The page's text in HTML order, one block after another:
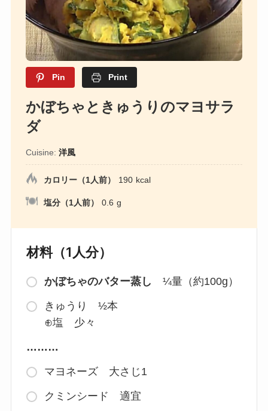
Pin Print
かぼちゃときゅうりのマヨサラ
ダ
Cuisine: 洋風
カロリー（1人前） 190 kcal
塩分（1人前） 0.6 g
材料（1人分）
かぼちゃのバター蒸し ¼量（約100g）
きゅうり ½本
⊕塩 少々
………
マヨネーズ 大さじ1
クミンシード 適宜